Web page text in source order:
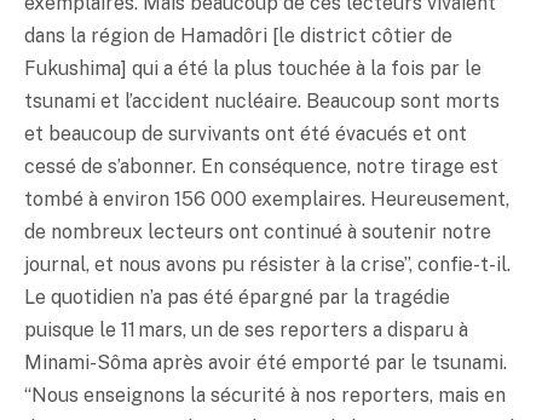
dans la région de Hamadôri [le district côtier de
Fukushima] qui a été la plus touchée à la fois par le
tsunami et l’accident nucléaire. Beaucoup sont morts
et beaucoup de survivants ont été évacués et ont
cessé de s’abonner. En conséquence, notre tirage est
tombé à environ 156 000 exemplaires. Heureusement,
de nombreux lecteurs ont continué à soutenir notre
journal, et nous avons pu résister à la crise”, confie-t-il.
Le quotidien n’a pas été épargné par la tragédie
puisque le 11 mars, un de ses reporters a disparu à
Minami-Sôma après avoir été emporté par le tsunami.
“Nous enseignons la sécurité à nos reporters, mais en